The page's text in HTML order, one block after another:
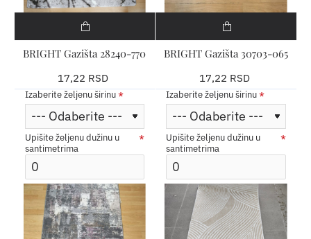
BRIGHT Gazišta 28240-770
17,22 RSD
Izaberite željenu širinu
Upišite željenu dužinu u
santimetrima
BRIGHT Gazišta 30703-065
17,22 RSD
Izaberite željenu širinu
Upišite željenu dužinu u
santimetrima